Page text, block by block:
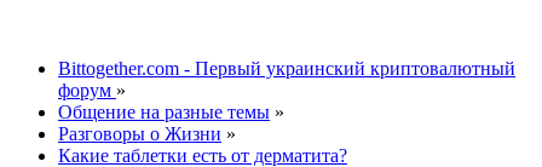
Bittogether.com - Первый украинский криптовалютный
форум »
Общение на разные темы »
Разговоры о Жизни »
Какие таблетки есть от дерматита?